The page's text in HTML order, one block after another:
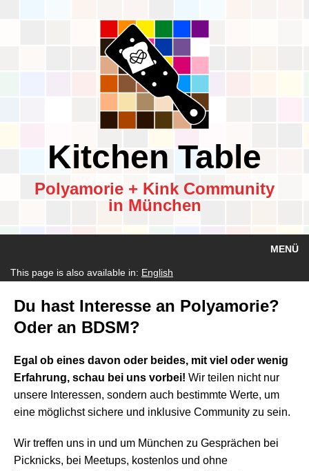
Kitchen Table
Polyamorie + Kink Community
in München
MENÜ
This page is also available in: English
Du hast Interesse an Polyamorie?
Oder an BDSM?
Egal ob eines davon oder beides, mit viel oder wenig
Erfahrung, schau bei uns vorbei! Wir teilen nicht nur
unsere Interessen, sondern auch bestimmte Werte, um
eine möglichst sichere und inklusive Community zu sein.
Wir treffen uns in und um München zu Gesprächen bei
Picknicks, bei Meetups, kostenlos und ohne